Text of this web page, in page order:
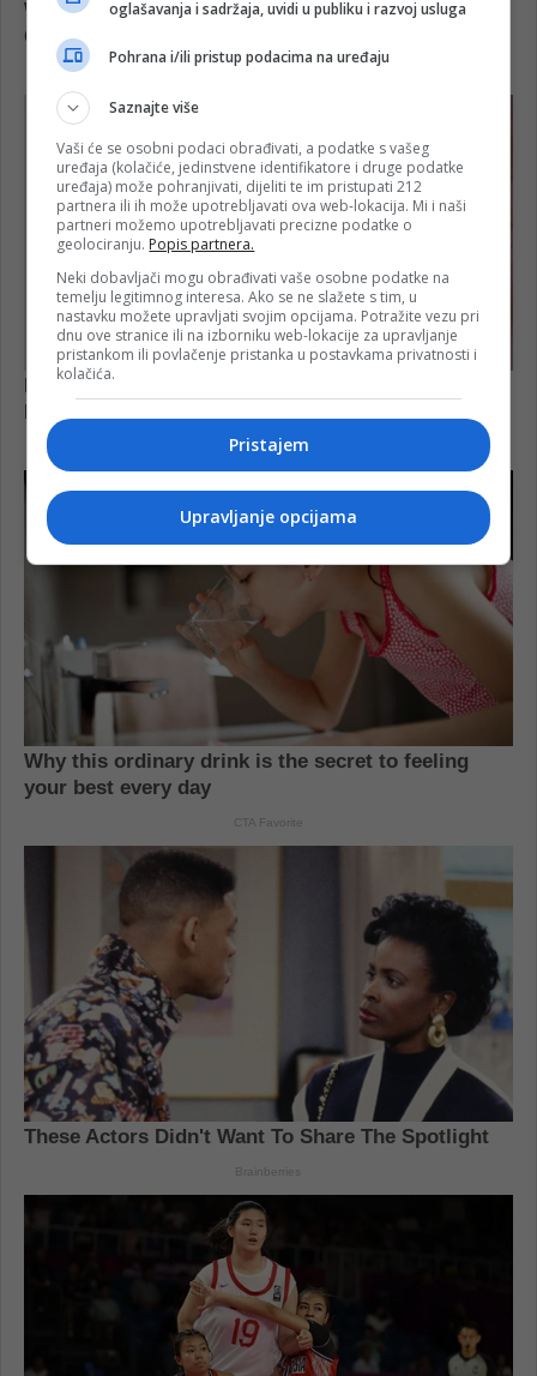
oglašavanja i sadržaja, uvidi u publiku i razvoj usluga
Pohrana i/ili pristup podacima na uređaju
Saznajte više
Vaši će se osobni podaci obrađivati, a podatke s vašeg
uređaja (kolačiće, jedinstvene identifikatore i druge podatke
uređaja) može pohranjivati, dijeliti te im pristupati 212
partnera ili ih može upotrebljavati ova web-lokacija. Mi i naši
partneri možemo upotrebljavati precizne podatke o
geolociranju. Popis partnera.
Neki dobavljači mogu obrađivati vaše osobne podatke na
temelju legitimnog interesa. Ako se ne slažete s tim, u
nastavku možete upravljati svojim opcijama. Potražite vezu pri
dnu ove stranice ili na izborniku web-lokacije za upravljanje
pristankom ili povlačenje pristanka u postavkama privatnosti i
kolačića.
Pristajem
Upravljanje opcijama